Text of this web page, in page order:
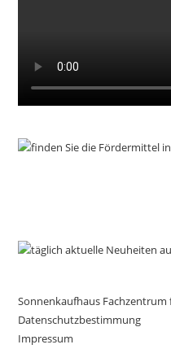
Sonnenkaufhaus
Datenschutzbestimmung
Impressum